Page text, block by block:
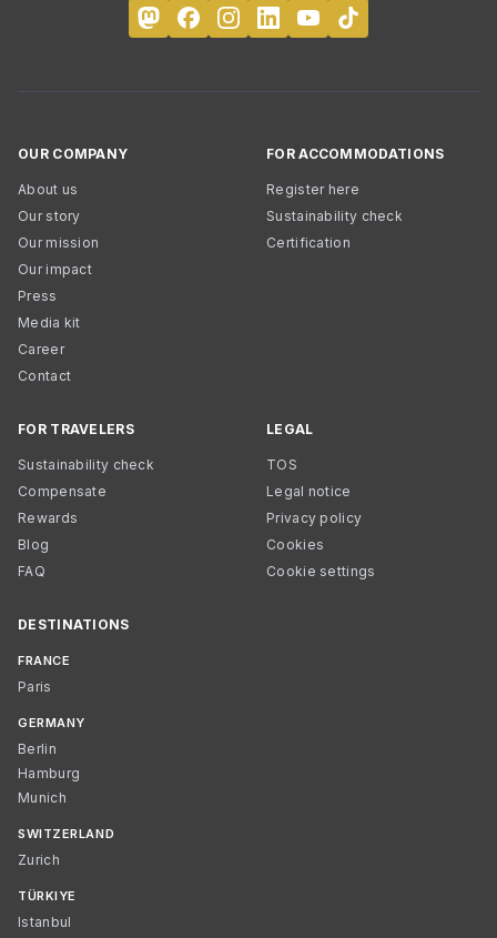
OUR COMPANY
About us
Our story
Our mission
Our impact
Press
Media kit
Career
Contact
FOR ACCOMMODATIONS
Register here
Sustainability check
Certification
FOR TRAVELERS
Sustainability check
Compensate
Rewards
Blog
FAQ
LEGAL
TOS
Legal notice
Privacy policy
Cookies
Cookie settings
DESTINATIONS
FRANCE
Paris
GERMANY
Berlin
Hamburg
Munich
SWITZERLAND
Zurich
TÜRKIYE
Istanbul